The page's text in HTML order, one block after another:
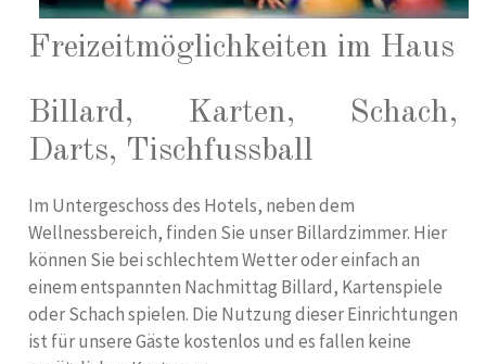
Freizeitmöglichkeiten im Haus
Billard, Karten, Schach,
Darts, Tischfussball
Im Untergeschoss des Hotels, neben dem
Wellnessbereich, finden Sie unser Billardzimmer. Hier
können Sie bei schlechtem Wetter oder einfach an
einem entspannten Nachmittag Billard, Kartenspiele
oder Schach spielen. Die Nutzung dieser Einrichtungen
ist für unsere Gäste kostenlos und es fallen keine